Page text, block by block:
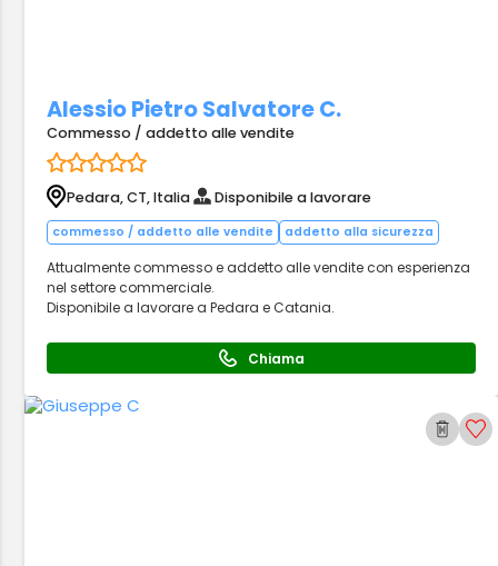
Alessio Pietro Salvatore C.
Commesso / addetto alle vendite
Pedara, CT, Italia Disponibile a lavorare
commesso / addetto alle vendite addetto alla sicurezza
Attualmente commesso e addetto alle vendite con esperienza
nel settore commerciale.
Disponibile a lavorare a Pedara e Catania.
Chiama